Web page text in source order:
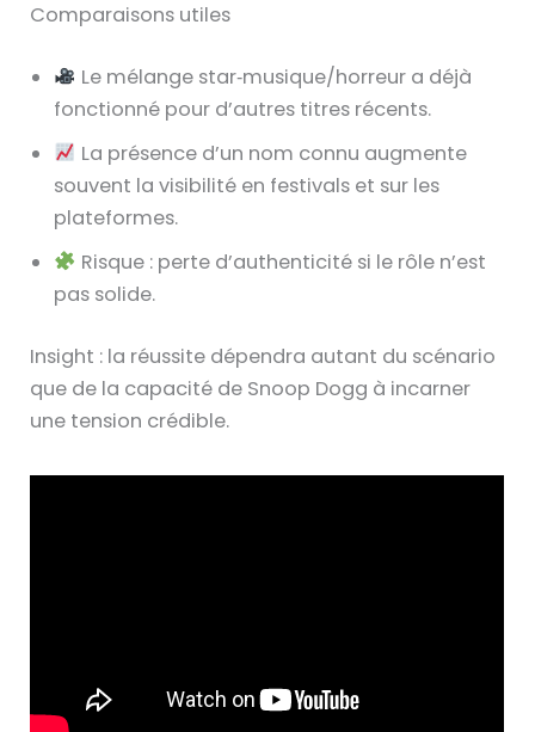
Comparaisons utiles
Le mélange star‑musique/horreur a déjà
fonctionné pour d’autres titres récents.
La présence d’un nom connu augmente
souvent la visibilité en festivals et sur les
plateformes.
Risque : perte d’authenticité si le rôle n’est
pas solide.
Insight : la réussite dépendra autant du scénario
que de la capacité de Snoop Dogg à incarner
une tension crédible.